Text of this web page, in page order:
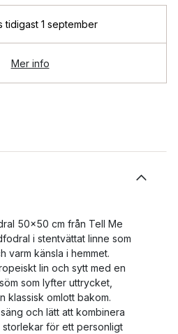
tidigast 1 september
Mer info
50x50 cm från Tell Me
i stentvättat linne som
varm känsla i hemmet.
lin och sytt med en
som lyfter uttrycket,
klassisk omlott bakom.
och lätt att kombinera
för ett personligt